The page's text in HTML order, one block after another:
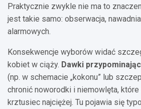
Praktycznie zwykle nie ma to
jest takie samo: obserwacja,
alarmowych.
Konsekwencje wyborów widać
kobiet w ciąży. Dawki
(np. w schemacie „kokonu” lub
chronić noworodki i niemowlęta,
krztusiec najciężej. Tu pojawia się